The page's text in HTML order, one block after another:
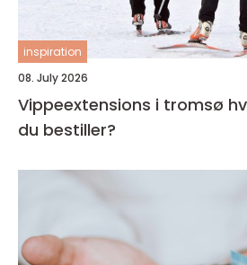
inspiration
08. July 2026
Vippeextensions i tromsø hva bør du vite før
du bestiller?